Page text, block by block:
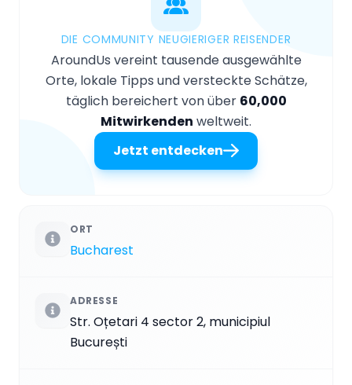
DIE COMMUNITY NEUGIERIGER REISENDER
AroundUs vereint tausende ausgewählte
Orte, lokale Tipps und versteckte Schätze,
täglich bereichert von über 60,000
Mitwirkenden weltweit.
Jetzt entdecken
ORT
Bucharest
ADRESSE
Str. Oțetari 4 sector 2, municipiul
București